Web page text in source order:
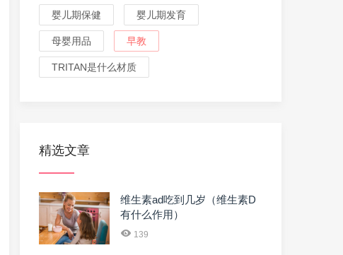
婴儿期保健 婴儿期发育
母婴用品 早教
TRITAN是什么材质
精选文章
维生素ad吃到几岁（维生素D
有什么作用）
139